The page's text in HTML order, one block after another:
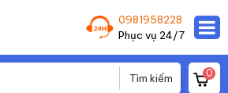
0981958228
Phục vụ 24/7
0